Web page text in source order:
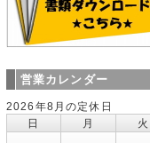
営業カレンダー
2026年8月の定休日
日
月 火